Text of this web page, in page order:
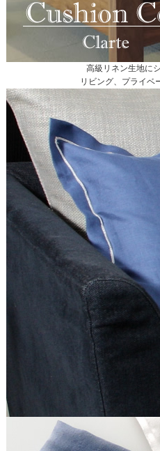
高級リネン生地に
リビング、プライベ